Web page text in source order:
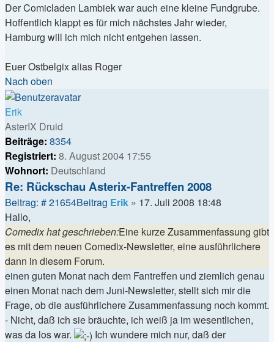
Der Comicladen Lambiek war auch eine kleine Fundgrube.
Hoffentlich klappt es für mich nächstes Jahr wieder,
Hamburg will ich mich nicht entgehen lassen.
Euer Ostbelgix alias Roger
Nach oben
Erik
AsterIX Druid
Beiträge: 8354
Registriert: 8. August 2004 17:55
Wohnort: Deutschland
Re: Rückschau Asterix-Fantreffen 2008
Beitrag: # 21654Beitrag Erik » 17. Juli 2008 18:48
Hallo,
Comedix hat geschrieben:Eine kurze Zusammenfassung gibt
es mit dem neuen Comedix-Newsletter, eine ausführlichere
dann in diesem Forum.
einen guten Monat nach dem Fantreffen und ziemlich genau
einen Monat nach dem Juni-Newsletter, stellt sich mir die
Frage, ob die ausführlichere Zusammenfassung noch kommt.
- Nicht, daß ich sie bräuchte, ich weiß ja im wesentlichen,
was da los war.
Ich wundere mich nur, daß der